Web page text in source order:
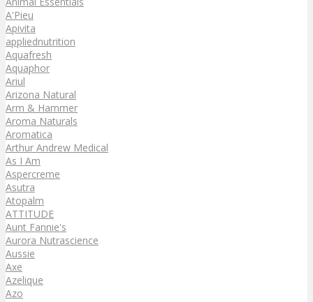
A'Pieu
Apivita
appliednutrition
Aquafresh
Aquaphor
Ariul
Arizona Natural
Arm & Hammer
Aroma Naturals
Aromatica
Arthur Andrew Medical
As I Am
Aspercreme
Asutra
Atopalm
ATTITUDE
Aunt Fannie's
Aurora Nutrascience
Aussie
Axe
Azelique
Azo